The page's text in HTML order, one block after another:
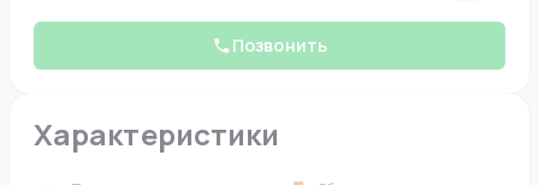
Позвонить
Характеристики